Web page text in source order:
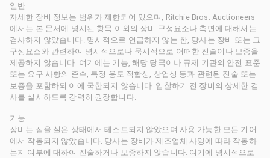
일반
자세한 장비 정보는 범위가 제한되어 있으며, Ritchie Bros. Auctioneers
에서는 본 문서에 명시된 항목 이외의 장비 구성요소나 측면에 대해서는
검사하지 않았습니다. 명시적으로 언급하지 않는 한, 당사는 장비 또는 그
구성요소와 관련하여 명시적으로나 묵시적으로 어떠한 진술이나 보증을
제공하지 않습니다. 여기에는 기능, 해당 당국이나 규제 기관의 안전 표준
또는 요구 사항의 준수, 특정 용도 적합성, 상업성 등과 관련된 진술 또는
보증을 포함하되 이에 국한되지 않습니다. 입찰하기 전 장비의 상세한 검
사를 실시하도록 강력히 권장합니다.
기능
장비는 짐을 실은 상태에서 테스트되지 않았으며 사용 가능한 모든 기어
에서 작동되지 않았습니다. 당사는 장비가 제조업체 사양에 따라 작동하
는지 여부에 대하여 진술하거나 보증하지 않습니다. 여기에 명시적으로